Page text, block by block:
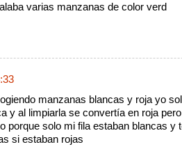
varias manzanas de color verd
manzanas blancas y roja yo
y al limpiarla se convertía en roja
porque solo mi fila estaban blancas y
si estaban rojas